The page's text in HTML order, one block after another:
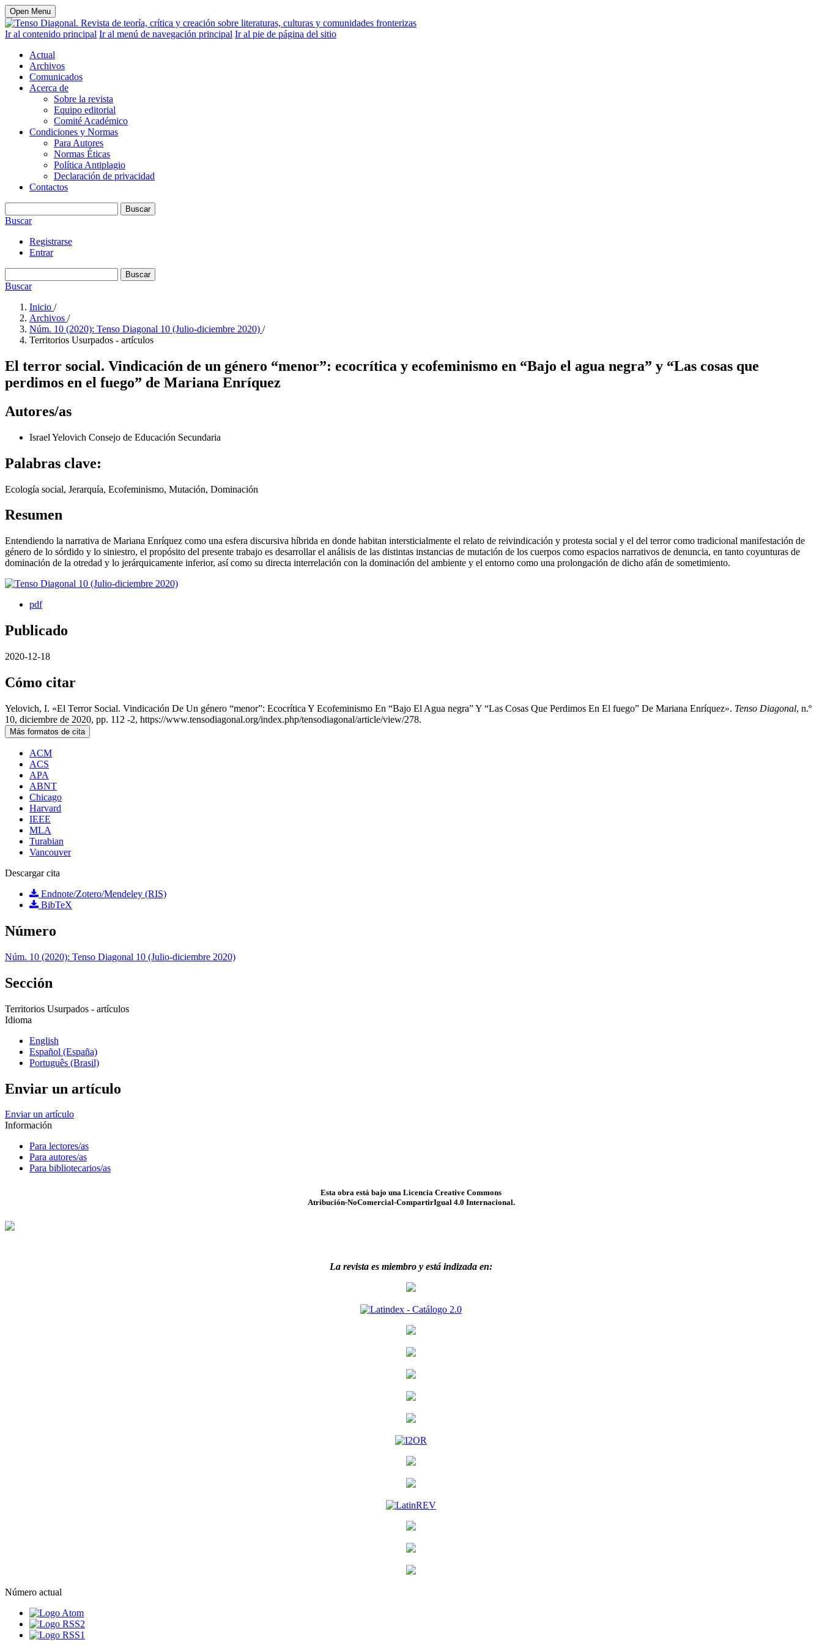
Open Menu
Ir al contenido principal Ir al menú de navegación principal Ir al pie de página del sitio
Actual
Archivos
Comunicados
Acerca de
Sobre la revista
Equipo editorial
Comité Académico
Condiciones y Normas
Para Autores
Normas Éticas
Política Antiplagio
Declaración de privacidad
Contactos
Buscar
Buscar
Registrarse
Entrar
Buscar
Buscar
Inicio /
Archivos /
Núm. 10 (2020): Tenso Diagonal 10 (Julio-diciembre 2020) /
Territorios Usurpados - artículos
El terror social. Vindicación de un género “menor”: ecocrítica y ecofeminismo en “Bajo el agua negra” y “Las cosas que
perdimos en el fuego” de Mariana Enríquez
Autores/as
Israel Yelovich Consejo de Educación Secundaria
Palabras clave:
Ecología social, Jerarquía, Ecofeminismo, Mutación, Dominación
Resumen
Entendiendo la narrativa de Mariana Enríquez como una esfera discursiva híbrida en donde habitan intersticialmente el relato de reivindicación y protesta social y el del terror como tradicional manifestación de
género de lo sórdido y lo siniestro, el propósito del presente trabajo es desarrollar el análisis de las distintas instancias de mutación de los cuerpos como espacios narrativos de denuncia, en tanto coyunturas de
dominación de la otredad y lo jerárquicamente inferior, así como su directa interrelación con la dominación del ambiente y el entorno como una prolongación de dicho afán de sometimiento.
pdf
Publicado
2020-12-18
Cómo citar
Yelovich, I. «El Terror Social. Vindicación De Un género “menor”: Ecocrítica Y Ecofeminismo En “Bajo El Agua negra” Y “Las Cosas Que Perdimos En El fuego” De Mariana Enríquez». Tenso Diagonal, n.º
10, diciembre de 2020, pp. 112 -2, https://www.tensodiagonal.org/index.php/tensodiagonal/article/view/278.
Más formatos de cita
ACM
ACS
APA
ABNT
Chicago
Harvard
IEEE
MLA
Turabian
Vancouver
Descargar cita
Endnote/Zotero/Mendeley (RIS)
BibTeX
Número
Núm. 10 (2020): Tenso Diagonal 10 (Julio-diciembre 2020)
Sección
Territorios Usurpados - artículos
Idioma
English
Español (España)
Português (Brasil)
Enviar un artículo
Enviar un artículo
Información
Para lectores/as
Para autores/as
Para bibliotecarios/as
Esta obra está bajo una Licencia Creative Commons
Atribución-NoComercial-CompartirIgual 4.0 Internacional.
La revista es miembro y está indizada en:
Número actual